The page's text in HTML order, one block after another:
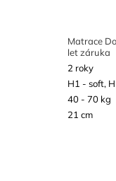
Matrace
let záruka
2 roky
H1 - soft,
40 - 70 kg
21 cm